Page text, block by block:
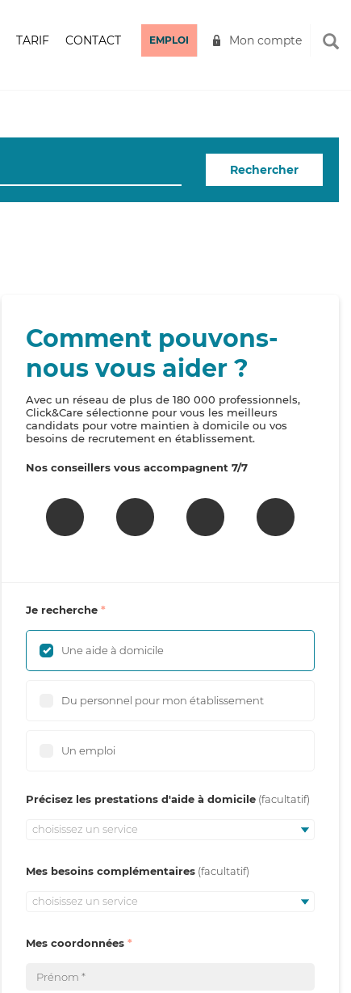
TARIF CONTACT EMPLOI Mon compte
Rechercher
Comment pouvons-
nous vous aider ?
Avec un réseau de plus de 180 000 professionnels,
Click&Care sélectionne pour vous les meilleurs
candidats pour votre maintien à domicile ou vos
besoins de recrutement en établissement.
Nos conseillers vous accompagnent 7/7
Je recherche
Une aide à domicile
Du personnel pour mon établissement
Un emploi
Précisez les prestations d'aide à domicile
choisissez un service
Mes besoins complémentaires
choisissez un service
Mes coordonnées